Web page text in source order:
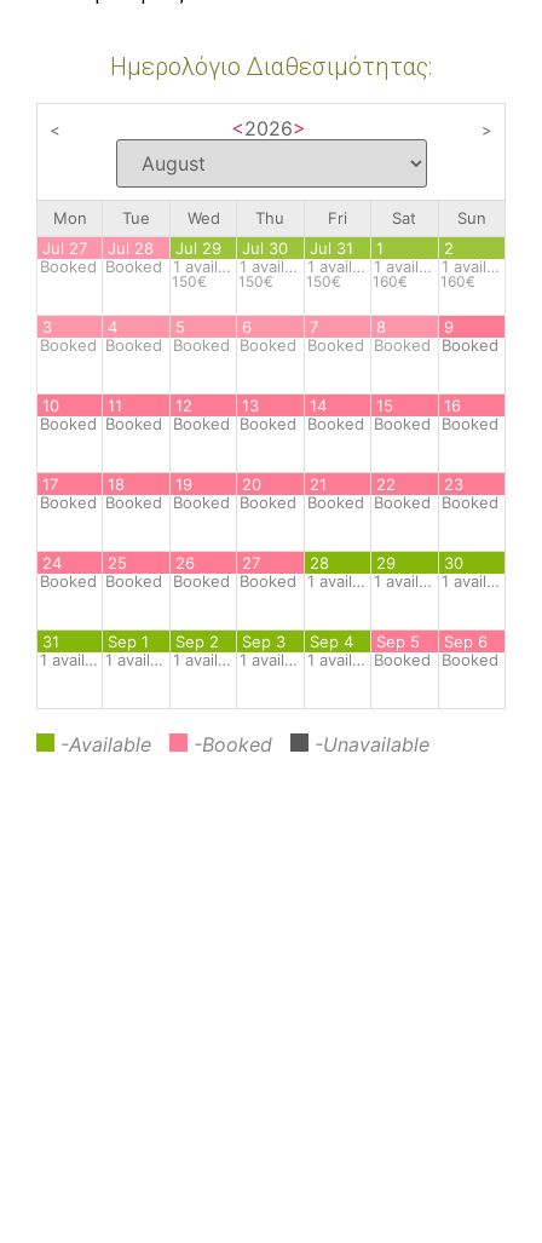
Ημερολόγιο Διαθεσιμότητας:
< <2026> >
Mon Tue Wed Thu Fri Sat
Sun
Jul 27
Booked
Jul 28
Booked
Jul 29
1available
150€
Jul 30
1available
150€
Jul 31
1available
150€
1
1available
160€
2
1available
160€
3
Booked
4
Booked
5
Booked
6
Booked
7
Booked
8
Booked
9
Booked
10
Booked
11
Booked
12
Booked
13
Booked
14
Booked
15
Booked
16
Booked
17
Booked
18
Booked
19
Booked
20
Booked
21
Booked
22
Booked
23
Booked
24
Booked
25
Booked
26
Booked
27
Booked
28
1available
29
1available
30
1available
31
1available
Sep 1
1available
Sep 2
1available
Sep 3
1available
Sep 4
1available
Sep 5
Booked
Sep 6
Booked
-Available -Booked -Unavailable